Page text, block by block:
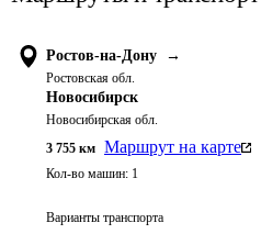
Ростов-на-Дону →
Ростовская обл.
Новосибирск
Новосибирская обл.
3 755 км Маршрут на карте
Кол-во машин: 1
Варианты транспорта